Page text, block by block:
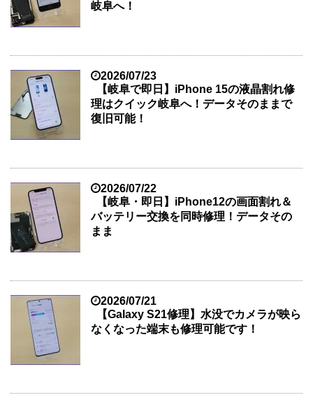
岐阜へ！
2026/07/23
【岐阜で即日】iPhone 15の液晶割れ修
理はクイック岐阜へ！データそのままで
復旧可能！
2026/07/22
【岐阜・即日】iPhone12の画面割れ＆
バッテリー交換を同時修理！データその
まま
2026/07/21
【Galaxy S21修理】水没でカメラが映ら
なくなった端末も修理可能です！